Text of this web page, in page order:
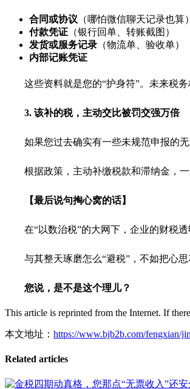
合同或协议 （哪怕微信聊天记录也算）
付款凭证 （银行回单、转账截图）
发货或服务记录 （物流单、验收单）
内部记账凭证
这些资料就是您的“护身符”。未来税
3. 该补的税，主动交比被罚交强万倍
如果您过去确实有一些未规范申报的
根据政策，主动补缴税款和滞纳金，
【最后说句掏心窝的话】
在“以数治税”的大网下，企业的财税
与其整天琢磨怎么“避税”，不如把心
您说，是不是这个理儿？
This article is reprinted from the Internet. If
本文地址： https://www.bjb2b.com/fengxian/
Related articles